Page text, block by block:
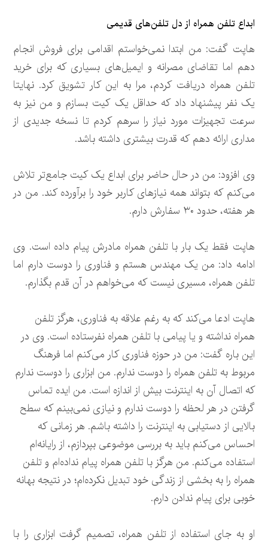
ابداع تلفن همراه از دل تلفن‌های قدیمی
هاپت گفت: من ابتدا نمی‌خواستم اقدامی برای فروش انجام
دهم اما تقاضای مصرانه و ایمیل‌های بسیاری که برای خرید
تلفن همراه دریافت کردم، مرا به این کار تشویق کرد. نهایتا
یک نفر پیشنهاد داد که حداقل یک کیت بسازم و من نیز به
سرعت تجهیزات مورد نیاز را سرهم کردم تا نسخه جدیدی از
مداری ارائه دهم که قدرت بیشتری داشته باشد.
وی افزود: من در حال حاضر برای ابداع یک کیت جامع‌تر تلاش
می‌کنم که بتواند همه نیازهای کاربر خود را برآورده کند. من در
هر هفته، حدود ۳۰ سفارش دارم.
هاپت فقط یک بار با تلفن همراه مادرش پیام داده است. وی
ادامه داد: من یک مهندس هستم و فناوری را دوست دارم اما
تلفن همراه، مسیری نیست که می‌خواهم در آن قدم بگذارم.
هاپت ادعا می‌کند که به رغم علاقه به فناوری، هرگز تلفن
همراه نداشته و یا پیامی با تلفن همراه نفرستاده است. وی در
این باره گفت: من در حوزه فناوری کار می‌کنم اما فرهنگ
مربوط به تلفن همراه را دوست ندارم. من ابزاری را دوست ندارم
که اتصال آن به اینترنت بیش از اندازه است. من ایده تماس
گرفتن در هر لحظه را دوست ندارم و نیازی نمی‌بینم که سطح
بالایی از دستیابی به اینترنت را داشته باشم. هر زمانی که
احساس می‌کنم باید به بررسی موضوعی بپردازم، از رایانه‌ام
استفاده می‌کنم. من هرگز با تلفن همراه پیام نداده‌ام و تلفن
همراه را به بخشی از زندگی خود تبدیل نکرده‌ام؛ در نتیجه بهانه
خوبی برای پیام ندادن دارم.
او به جای استفاده از تلفن همراه، تصمیم گرفت ابزاری را با